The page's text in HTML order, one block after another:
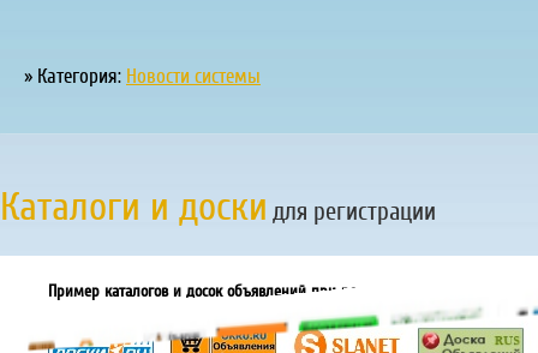
» Категория: Новости системы
Каталоги и доски для регистрации
Пример каталогов и досок объявлений при регистрации за 2018 год